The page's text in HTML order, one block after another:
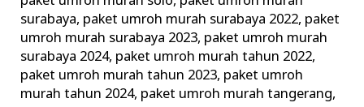
surabaya, paket umroh murah surabaya 2022, paket
umroh murah surabaya 2023, paket umroh murah
surabaya 2024, paket umroh murah tahun 2022,
paket umroh murah tahun 2023, paket umroh
murah tahun 2024, paket umroh murah tangerang,